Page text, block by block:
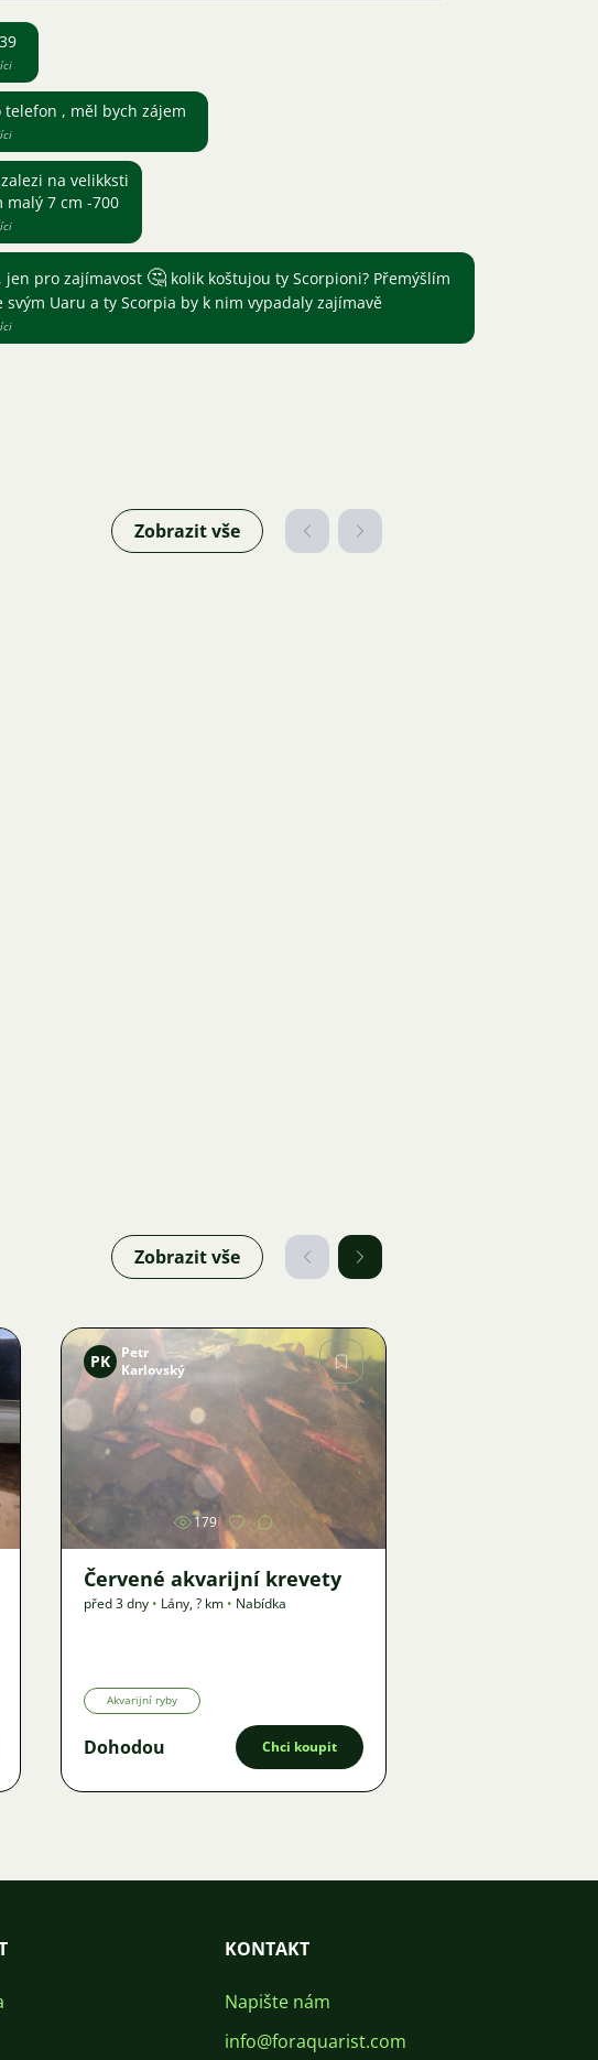
telefon , měl bych zájem
na velikksti
malý 7 cm -700
jen pro zajímavost 🤔 kolik koštujou ty Scorpioni? Přemýšlím
svým Uaru a ty Scorpia by k nim vypadaly zajímavě
Zobrazit vše
Zobrazit vše
Obrázek
PK
Petr
Karlovský
179
Červené akvarijní krevety
před 3 dny • Lány,? km • Nabídka
Akvarijní ryby
Dohodou Chci koupit
KONTAKT
Napište nám
info@foraquarist.com